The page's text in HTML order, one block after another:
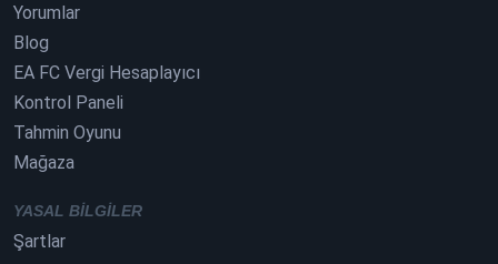
Yorumlar
Blog
EA FC Vergi Hesaplayıcı
Kontrol Paneli
Tahmin Oyunu
Mağaza
YASAL BILGILER
Şartlar